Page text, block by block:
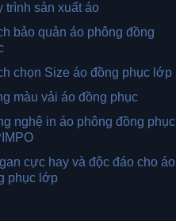
trình sản xuất áo
bảo quản áo phông đồng
chọn Size áo đồng phục lớp
màu vải áo đồng phục
nghệ in áo phông đồng phục
cực hay và độc đáo cho áo
phục lớp